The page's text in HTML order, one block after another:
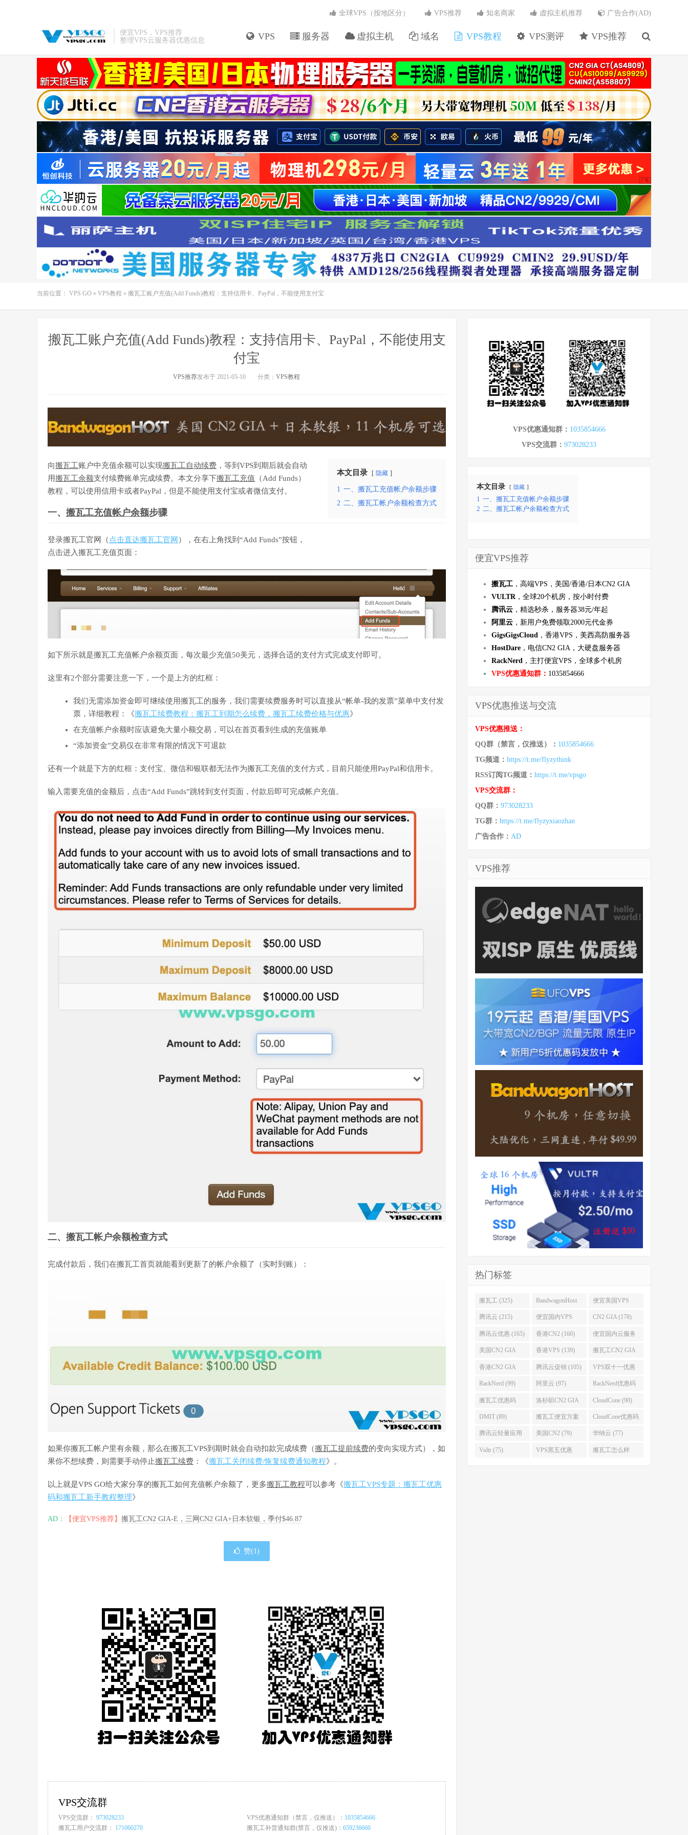
便宜VPS，VPS推荐
整理VPS云服务器优惠信息
VPS 服务器 虚拟主机 域名 VPS教程 VPS测评 VPS推荐
全球VPS（按地区分） VPS推荐 知名商家 虚拟主机推荐 广告合作(AD)
当前位置： VPS GO » VPS教程 » 搬瓦工账户充值(Add Funds)教程：支持信用卡、PayPal，不能使用支付宝
搬瓦工账户充值(Add Funds)教程：支持信用卡、PayPal，不能使用支
付宝
VPS推荐发布于 2021-05-10 分类： VPS教程
本文目录 隐藏
1 一、搬瓦工充值帐户余额步骤
2 二、搬瓦工帐户余额检查方式
向搬瓦工账户中充值余额可以实现搬瓦工自动续费 ，等到VPS到期后就会自动
用搬瓦工余额支付续费账单完成续费。本文分享下搬瓦工充值 （Add Funds）
教程，可以使用信用卡或者PayPal，但是不能使用支付宝或者微信支付。
一、 搬瓦工充值帐户余额步骤
登录搬瓦工官网（ 点击直达搬瓦工官网 ），在右上角找到“Add Funds”按钮，
点击进入搬瓦工充值页面：
如下所示就是搬瓦工充值帐户余额页面，每次最少充值50美元，选择合适的支付方式完成支付即可。
这里有2个部分需要注意一下，一个是上方的红框：
我们无需添加资金即可继续使用搬瓦工的服务，我们需要续费服务时可以直接从“帐单-我的发票”菜单中支付发
票，详细教程：《搬瓦工续费教程：搬瓦工到期怎么续费，搬瓦工续费价格与优惠》
在充值帐户余额时应该避免大量小额交易，可以在首页看到生成的充值账单
“添加资金”交易仅在非常有限的情况下可退款
还有一个就是下方的红框：支付宝、微信和银联都无法作为搬瓦工充值的支付方式，目前只能使用PayPal和信用卡。
输入需要充值的金额后，点击“Add Funds”跳转到支付页面，付款后即可完成帐户充值。
二、搬瓦工帐户余额检查方式
完成付款后，我们在搬瓦工首页就能看到更新了的帐户余额了（实时到账）：
如果你搬瓦工帐户里有余额，那么在搬瓦工VPS到期时就会自动扣款完成续费（搬瓦工提前续费的变向实现方式），如
果你不想续费，则需要手动停止搬瓦工续费 ：《搬瓦工关闭续费/恢复续费通知教程》。
以上就是VPS GO给大家分享的搬瓦工如何充值帐户余额了，更多搬瓦工教程可以参考《搬瓦工VPS专题：搬瓦工优惠
码和搬瓦工新手教程整理》
AD： 【便宜VPS推荐】 搬瓦工CN2 GIA-E，三网CN2 GIA+日本软银，季付$46.87
赞(1)
VPS交流群
VPS交流群： 973028233 VPS优惠通知群（禁言，仅推送）： 1035854666
搬瓦工用户交流群： 171060270 搬瓦工补货通知群(禁言，仅推送)： 659236660
VPS优惠通知群： 1035854666
VPS交流群： 973028233
本文目录 隐藏
1 一、搬瓦工充值帐户余额步骤
2 二、搬瓦工帐户余额检查方式
便宜VPS推荐
搬瓦工 ，高端VPS，美国/香港/日本CN2 GIA
VULTR ，全球20个机房，按小时付费
腾讯云 ，精选秒杀，服务器38元/年起
阿里云 ，新用户免费领取2000元代金券
GigsGigsCloud ，香港VPS，美西高防服务器
HostDare ，电信CN2 GIA，大硬盘服务器
RackNerd ，主打便宜VPS，全球多个机房
VPS优惠通知群： 1035854666
VPS优惠推送与交流
VPS优惠推送：
QQ群（禁言，仅推送）： 1035854666
TG频道： https://t.me/flyzythink
RSS订阅TG频道： https://t.me/vpsgo
VPS交流群：
QQ群： 973028233
TG群： https://t.me/flyzyxiaozhan
广告合作： AD
VPS推荐
热门标签
搬瓦工 (325) BandwagonHost
(223)
便宜美国VPS
(222)
腾讯云 (215) 便宜国内VPS
(184)
CN2 GIA (178)
腾讯云优惠 (165) 香港CN2 (160) 便宜国内云服务
器 (152)
美国CN2 GIA
(141)
香港VPS (139) 搬瓦工CN2 GIA
(118)
香港CN2 GIA
(111)
腾讯云促销 (105) VPS双十一优惠
(102)
RackNerd (99) 阿里云 (97) RackNerd优惠码
(93)
搬瓦工优惠码
(92)
洛杉矶CN2 GIA
(92)
CloudCone (90)
DMIT (89) 搬瓦工便宜方案
(86)
CloudCone优惠码
(82)
腾讯云轻量应用
服务器 (82)
美国CN2 (79) 华纳云 (77)
Vultr (75) VPS黑五优惠 搬瓦工怎么样